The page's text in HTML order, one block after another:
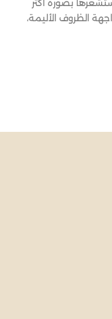
بصورة أكثر
الظروف الأليمة،